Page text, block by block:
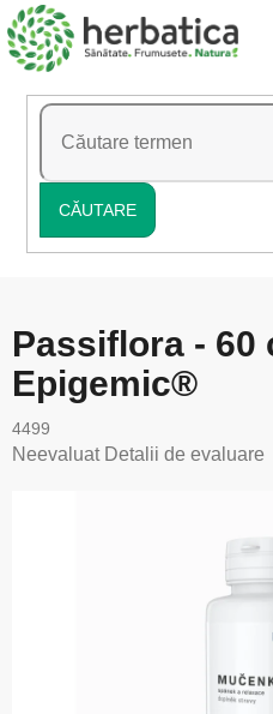
Treci
la
conținut
CĂUTARE
Passiflora - 60
Epigemic®
4499
Evaluarea
Neevaluat Detalii de evaluare